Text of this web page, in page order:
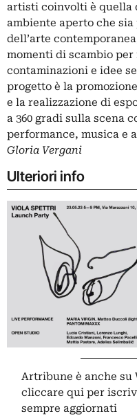
artisti coinvolti è quella
ambiente aperto che
dell’arte
momenti di scambio
contaminazioni e idee
progetto è la
e la realizzazione di
a 360 gradi sulla scena
performance, musica e
Gloria Vergani
Ulteriori info
Artribune è anche su
cliccare qui per
sempre aggiornati